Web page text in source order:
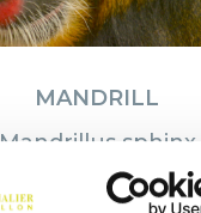
MANDRILL
Mandrillus sphinx
Afrika